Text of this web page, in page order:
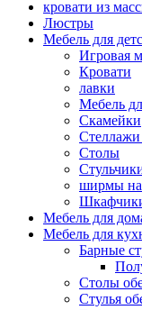
кровати из
Люстры
Мебель для
Игровая
Кровати
лавки
Мебель
Скамейки
Стеллажи
Столы
ширмы
Мебель для
Мебель для
Барные
Столы
Стулья